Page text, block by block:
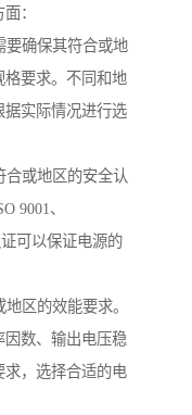
：
要确保其符合或地
格要求。不同和地
据实际情况进行选
合或地区的安全认
9001、
可以保证电源的
区的效能要求。
因数、输出电压稳
求，选择合适的电